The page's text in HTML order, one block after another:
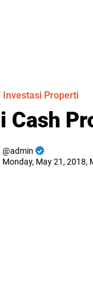
Investasi Properti
Cash
admin
Monday, May 21, 2018,